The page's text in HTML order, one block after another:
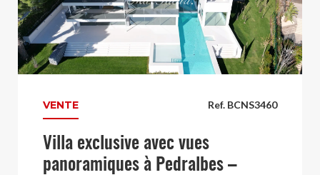
Ref. BCNS3460
VENTE
Villa exclusive avec vues
panoramiques à Pedralbes –